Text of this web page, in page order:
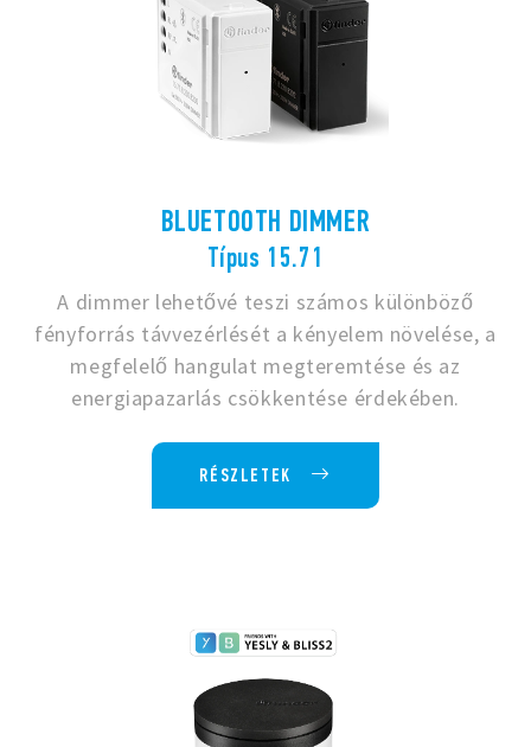
BLUETOOTH DIMMER
Típus 15.71
A dimmer lehetővé teszi számos különböző
fényforrás távvezérlését a kényelem növelése, a
megfelelő hangulat megteremtése és az
energiapazarlás csökkentése érdekében.
RÉSZLETEK